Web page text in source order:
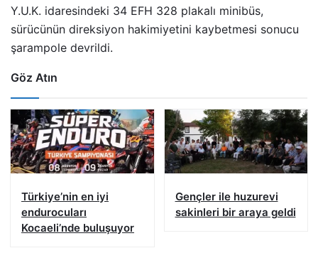
Y.U.K. idaresindeki 34 EFH 328 plakalı minibüs,
sürücünün direksiyon hakimiyetini kaybetmesi sonucu
şarampole devrildi.
Göz Atın
Türkiye’nin en iyi
endurocuları
Kocaeli’nde buluşuyor
Gençler ile huzurevi
sakinleri bir araya geldi